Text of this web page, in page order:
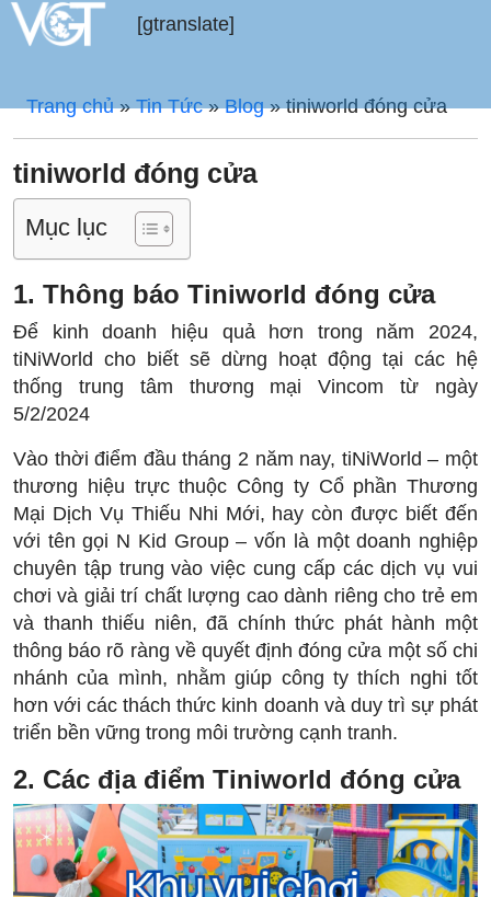
[gtranslate]
Trang chủ»Tin Tức»Blog»tiniworld đóng cửa
tiniworld đóng cửa
Mục lục
1. Thông báo Tiniworld đóng cửa
Để kinh doanh hiệu quả hơn trong năm 2024,
tiNiWorld cho biết sẽ dừng hoạt động tại các hệ
thống trung tâm thương mại Vincom từ ngày
5/2/2024
Vào thời điểm đầu tháng 2 năm nay, tiNiWorld – một
thương hiệu trực thuộc Công ty Cổ phần Thương
Mại Dịch Vụ Thiếu Nhi Mới, hay còn được biết đến
với tên gọi N Kid Group – vốn là một doanh nghiệp
chuyên tập trung vào việc cung cấp các dịch vụ vui
chơi và giải trí chất lượng cao dành riêng cho trẻ em
và thanh thiếu niên, đã chính thức phát hành một
thông báo rõ ràng về quyết định đóng cửa một số chi
nhánh của mình, nhằm giúp công ty thích nghi tốt
hơn với các thách thức kinh doanh và duy trì sự phát
triển bền vững trong môi trường cạnh tranh.
2. Các địa điểm Tiniworld đóng cửa